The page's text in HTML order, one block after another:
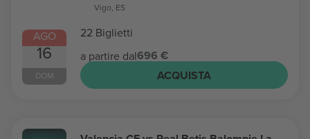
AGO
16
DOM
Vigo, ES
22 Biglietti
a partire dal696 €
ACQUISTA